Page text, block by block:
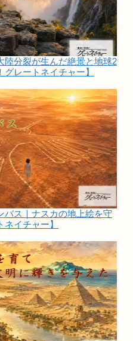
陸分裂が生んだ絶景と地球2
レートネイチャー】
バス｜ナスカの地上絵を守
イチャー】